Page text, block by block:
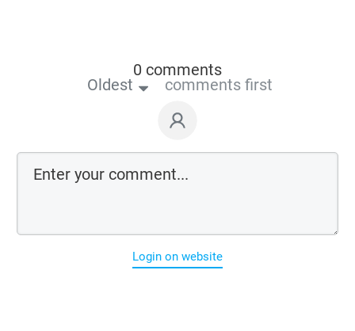
0 comments
Oldest comments first
Login on website